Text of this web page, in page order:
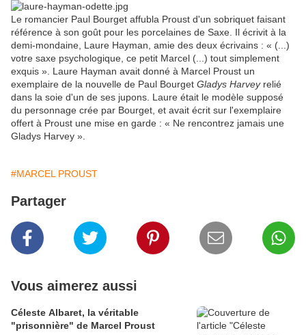
Le romancier Paul Bourget affubla Proust d'un sobriquet faisant
référence à son goût pour les porcelaines de Saxe. Il écrivit à la
demi-mondaine , Laure Hayman, amie des deux écrivains : « (...)
votre saxe psychologique, ce petit Marcel (...) tout simplement
exquis ». Laure Hayman avait donné à Marcel Proust un
exemplaire de la nouvelle de Paul Bourget Gladys Harveyrelié
dans la soie d'un de ses jupons. Laure était le modèle supposé
du personnage crée par Bourget, et avait écrit sur l'exemplaire
offert à Proust une mise en garde : « Ne rencontrez jamais une
Gladys Harvey ».
#MARCEL PROUST
Partager
Vous aimerez aussi
Céleste Albaret, la véritable
"prisonnière" de Marcel Proust